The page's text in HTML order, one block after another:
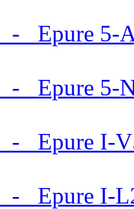
- Epure 5-
- Epure 5-
- Epure I-
- Epure I-